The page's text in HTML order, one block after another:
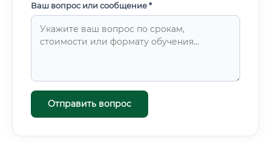
Ваш вопрос или сообщение *
Отправить вопрос